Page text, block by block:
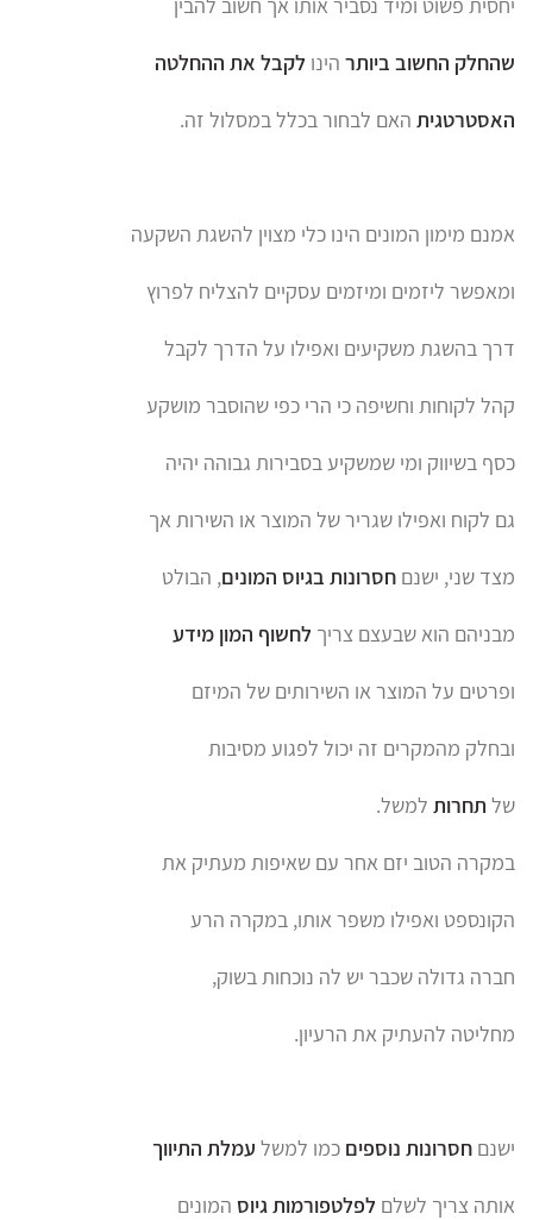
שהחלק החשוב ביותר הינו לקבל את ההחלטה
האסטרטגית האם לבחור בכלל במסלול זה.
אמנם מימון המונים הינו כלי מצוין להשגת השקעה
ומאפשר ליזמים ומיזמים עסקיים להצליח לפרוץ
דרך בהשגת משקיעים ואפילו על הדרך לקבל
קהל לקוחות וחשיפה כי הרי כפי שהוסבר מושקע
כסף בשיווק ומי שמשקיע בסבירות גבוהה יהיה
גם לקוח ואפילו שגריר של המוצר או השירות אך
מצד שני, ישנם חסרונות בגיוס המונים, הבולט
מבניהם הוא שבעצם צריך לחשוף המון מידע
ופרטים על המוצר או השירותים של המיזם
ובחלק מהמקרים זה יכול לפגוע מסיבות
של תחרות למשל.
במקרה הטוב יזם אחר עם שאיפות מעתיק את
הקונספט ואפילו משפר אותו, במקרה הרע
חברה גדולה שכבר יש לה נוכחות בשוק,
מחליטה להעתיק את הרעיון.
ישנם חסרונות נוספים כמו למשל עמלת התיווך
אותה צריך לשלם לפלטפורמות גיוס המונים